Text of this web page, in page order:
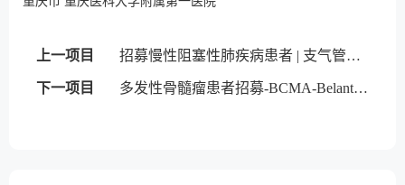
上一项目 招募慢性阻塞性肺疾病患者 | 支气管内活瓣
下一项目 多发性骨髓瘤患者招募-BCMA-Belantamab mafodotin